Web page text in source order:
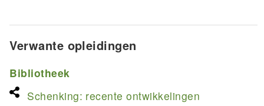
Verwante opleidingen
Bibliotheek
Schenking: recente ontwikkelingen